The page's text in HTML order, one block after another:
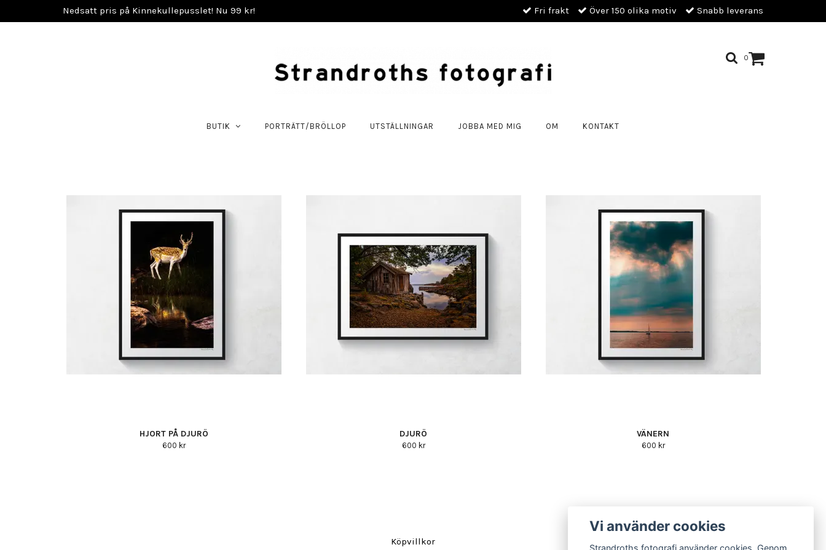
Nedsatt pris på Kinnekullepusslet! Nu 99 kr! Fri frakt Över 150 olika motiv Snabb leverans
0
BUTIK PORTRÄTT/BRÖLLOP UTSTÄLLNINGAR JOBBA MED MIG OM KONTAKT
HJORT PÅ DJURÖ
600 kr
DJURÖ
600 kr
VÄNERN
600 kr
Köpvillkor
Vi använder cookies